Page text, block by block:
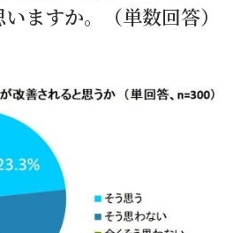
ますか。（単数回答）